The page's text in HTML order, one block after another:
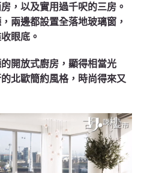
，以及實用過千呎的三房。
兩邊都設置全落地玻璃窗，
眼底。
開放式廚房，顯得相當光
北歐簡約風格，時尚得來又